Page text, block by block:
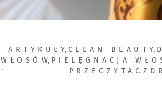
ARTYKUŁY, CLEAN BEAUTY,
WŁOSÓW, PIELĘGNACJA
PRZECZYTAĆ,